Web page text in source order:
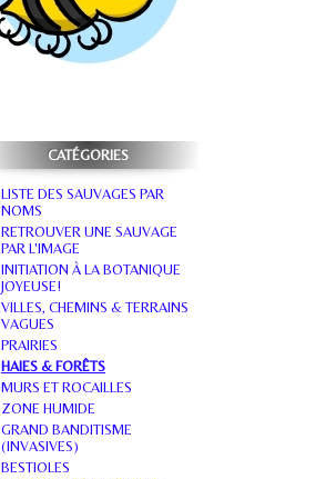
CATÉGORIES
LISTE DES SAUVAGES PAR
NOMS
RETROUVER UNE SAUVAGE
PAR L'IMAGE
INITIATION À LA BOTANIQUE
JOYEUSE!
VILLES, CHEMINS & TERRAINS
VAGUES
PRAIRIES
HAIES & FORÊTS
MURS ET ROCAILLES
ZONE HUMIDE
GRAND BANDITISME
(INVASIVES)
BESTIOLES